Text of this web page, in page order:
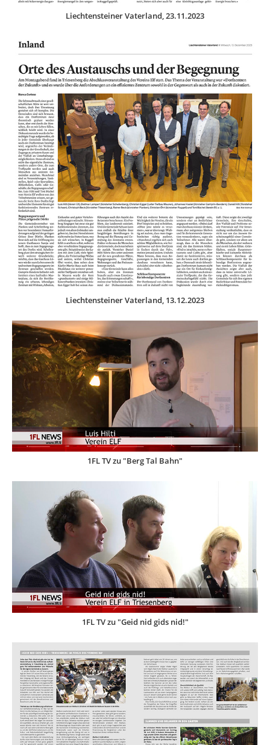
Liechtensteiner Vaterland, 23.11.2023
Liechtensteiner Vaterland, 13.12.2023
1FL TV zu "Berg Tal Bahn"
1FL TV zu "Geid nid gids nid!"